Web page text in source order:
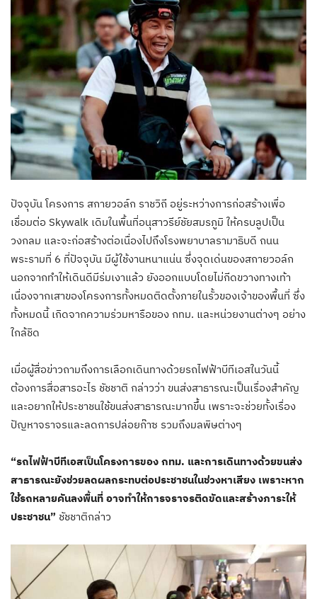
ปัจจุบัน โครงการ สกายวอล์ก ราชวิถี อยู่ระหว่างการก่อสร้างเพื่อ
เชื่อมต่อ Skywalk เดิมในพื้นที่อนุสาวรีย์ชัยสมรภูมิ ให้ครบลูปเป็น
วงกลม และจะก่อสร้างต่อเนื่องไปถึงโรงพยาบาลรามาธิบดี ถนน
พระรามที่ 6 ที่ปัจจุบัน มีผู้ใช้งานหนาแน่น ซึ่งจุดเด่นของสกายวอล์ก
นอกจากทำให้เดินดีมีร่มเงาแล้ว ยังออกแบบโดยไม่กีดขวางทางเท้า
เนื่องจากเสาของโครงการทั้งหมดติดตั้งภายในรั้วของเจ้าของพื้นที่ ซึ่ง
ทั้งหมดนี้ เกิดจากความร่วมหารือของ กทม. และหน่วยงานต่างๆ อย่าง
ใกล้ชิด
เมื่อผู้สื่อข่าวถามถึงการเลือกเดินทางด้วยรถไฟฟ้าบีทีเอสในวันนี้
ต้องการสื่อสารอะไร ชัชชาติ กล่าวว่า ขนส่งสาธารณะเป็นเรื่องสำคัญ
และอยากให้ประชาชนใช้ขนส่งสาธารณะมากขึ้น เพราะจะช่วยทั้งเรื่อง
ปัญหาจราจรและลดการปล่อยก๊าซ รวมถึงมลพิษต่างๆ
“รถไฟฟ้าบีทีเอสเป็นโครงการของ กทม. และการเดินทางด้วยขนส่ง
สาธารณะยังช่วยลดผลกระทบต่อประชาชนในช่วงหาเสียง เพราะหาก
ใช้รถหลายคันลงพื้นที่ อาจทำให้การจราจรติดขัดและสร้างภาระให้
ประชาชน” ชัชชาติกล่าว